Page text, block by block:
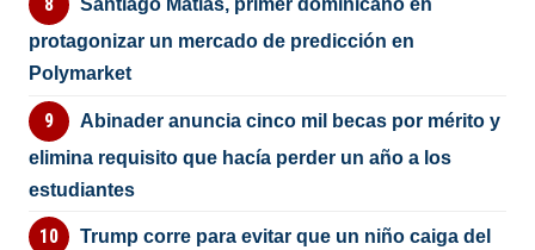
Santiago Matías, primer dominicano en
protagonizar un mercado de predicción en
Polymarket
Abinader anuncia cinco mil becas por mérito y
elimina requisito que hacía perder un año a los
estudiantes
Trump corre para evitar que un niño caiga del